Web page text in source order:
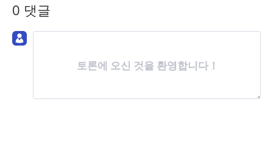
0 댓글
토론에 오신 것을 환영합니다！